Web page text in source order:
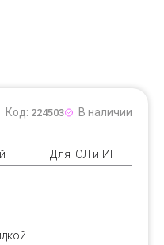
Код: 224503 В наличии
Для ЮЛ и ИП